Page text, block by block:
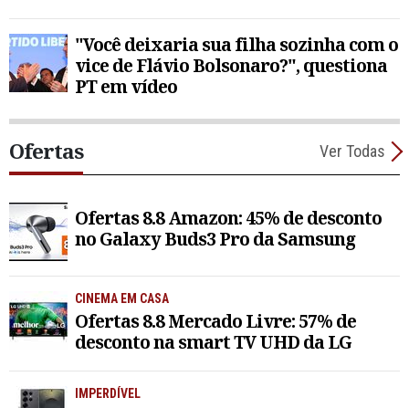
"Você deixaria sua filha sozinha com o
vice de Flávio Bolsonaro?", questiona
PT em vídeo
Ofertas Ver Todas
Ofertas 8.8 Amazon: 45% de desconto
no Galaxy Buds3 Pro da Samsung
CINEMA EM CASA
Ofertas 8.8 Mercado Livre: 57% de
desconto na smart TV UHD da LG
IMPERDÍVEL